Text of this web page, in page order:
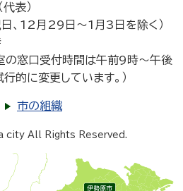
表）
日、12月29日～1月3日を除く）
の窓口受付時間は午前9時～午後
に変更しています。）
市の組織
city All Rights Reserved.